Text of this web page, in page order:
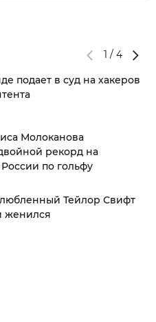
1 / 4
подает в суд на хакеров
Молоканова
рекорд на
по гольфу
Тейлор Свифт
женился